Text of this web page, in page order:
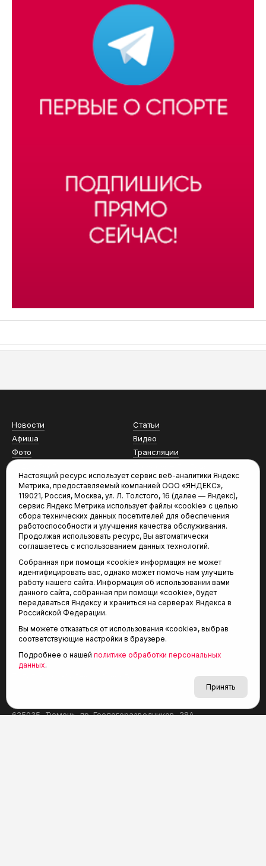
Новости
Статьи
Афиша
Видео
Фото
Трансляции
«Спортивный меридиан»
Архив новостей
СМИ Агентство спортивных новостей «Тюменская арена»
зарегистрировано Федеральной службой по надзору
в сфере связи, информационных технологий и массовых
коммуникаций (Роскомнадзор), регистрационный номер
Учредитель: АНО «ТРК «Тюменское время».
Главный редактор: Мартынов В. В.
При использовании материалов ссылка обязательна.
625035, Тюмень, пр. Геологоразведчиков, 28А
Настоящий ресурс использует сервис веб-аналитики Яндекс
Метрика, предоставляемый компанией ООО «ЯНДЕКС»,
119021, Россия, Москва, ул. Л. Толстого, 16 (далее — Яндекс),
сервис Яндекс Метрика использует файлы «cookie» с целью
сбора технических данных посетителей для обеспечения
работоспособности и улучшения качества обслуживания.
Продолжая использовать ресурс, Вы автоматически
соглашаетесь с использованием данных технологий.
Собранная при помощи «cookie» информация не может
идентифицировать вас, однако может помочь нам улучшить
работу нашего сайта. Информация об использовании вами
данного сайта, собранная при помощи «cookie», будет
передаваться Яндексу и храниться на серверах Яндекса в
Российской Федерации.
Вы можете отказаться от использования «cookie», выбрав
соответствующие настройки в браузере.
Подробнее о нашей политике обработки персональных
данных.
Принять